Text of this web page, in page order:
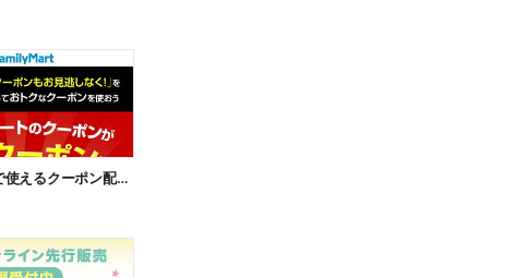
【おトク】お店で使えるクーポン配信中